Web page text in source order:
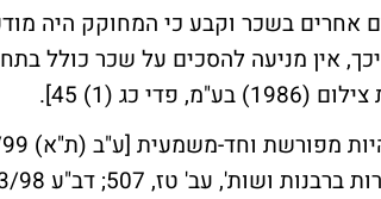
אחרים בשכר וקבע כי המחוקק היה
אין מניעה להסכים על שכר כולל